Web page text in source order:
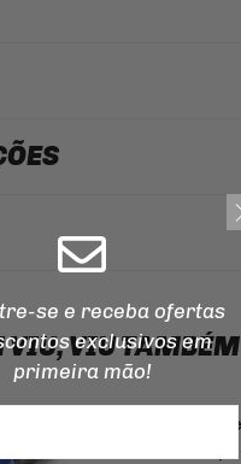
VIU, VIU TAMBÉM
se e receba ofertas
exclusivos em
primeira mão!